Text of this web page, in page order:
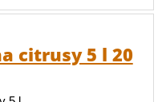
citrusy 5 l 20